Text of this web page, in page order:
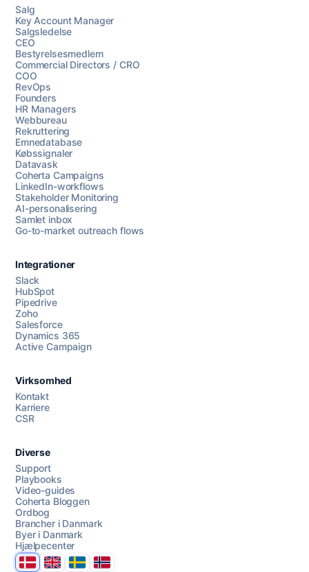
Chat med os
AI Campaign Assist
Salg
Key Account Manager
Salgsledelse
CEO
Bestyrelsesmedlem
Commercial Directors / CRO
COO
RevOps
Founders
HR Managers
Webbureau
Rekruttering
Emnedatabase
Købssignaler
Datavask
Coherta Campaigns
LinkedIn-workflows
Stakeholder Monitoring
AI-personalisering
Samlet inbox
Go-to-market outreach flows
Integrationer
Slack
HubSpot
Pipedrive
Zoho
Salesforce
Dynamics 365
Active Campaign
Virksomhed
Kontakt
Karriere
CSR
Diverse
Support
Playbooks
Video-guides
Coherta Bloggen
Ordbog
Brancher i Danmark
Byer i Danmark
Hjælpecenter
DanmarkUnited Kingdom
SverigeNorge